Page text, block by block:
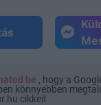
be , hogy a
könnyebben
cikkeit